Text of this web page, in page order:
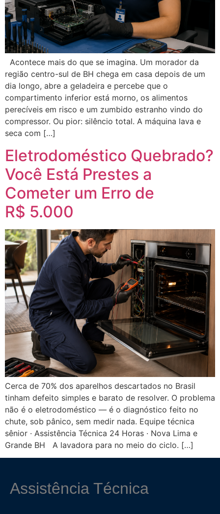
Acontece mais do que se imagina. Um morador da
região centro-sul de BH chega em casa depois de um
dia longo, abre a geladeira e percebe que o
compartimento inferior está morno, os alimentos
perecíveis em risco e um zumbido estranho vindo do
compressor. Ou pior: silêncio total. A máquina lava e
seca com […]
Eletrodoméstico Quebrado?
Você Está Prestes a
Cometer um Erro de
R$ 5.000
Cerca de 70% dos aparelhos descartados no Brasil
tinham defeito simples e barato de resolver. O problema
não é o eletrodoméstico — é o diagnóstico feito no
chute, sob pânico, sem medir nada. Equipe técnica
sênior · Assistência Técnica 24 Horas · Nova Lima e
Grande BH A lavadora para no meio do ciclo. […]
Assistência Técnica